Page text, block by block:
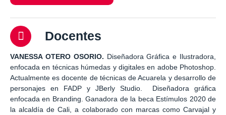
Docentes
VANESSA OTERO OSORIO. Diseñadora Gráfica e Ilustradora,
enfocada en técnicas húmedas y digitales en adobe Photoshop.
Actualmente es docente de técnicas de Acuarela y desarrollo de
personajes en FADP y JBerly Studio. Diseñadora gráfica
enfocada en Branding. Ganadora de la beca Estímulos 2020 de
la alcaldía de Cali, a colaborado con marcas como Carvajal y